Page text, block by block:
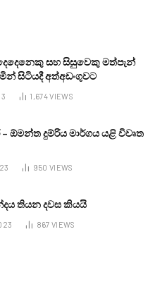
සහ සිසුවෙකු මත්පැන්
සිටියදී අත්අඩංගුවට
1,674VIEWS
– ඕමන්ත දුම්රිය මාර්ගය යළි විවෘත
950 VIEWS
තියන දවස කියයි
867 VIEWS